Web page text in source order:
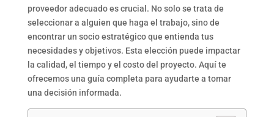
proveedor adecuado es crucial. No solo se trata de
seleccionar a alguien que haga el trabajo, sino de
encontrar un socio estratégico que entienda tus
necesidades y objetivos. Esta elección puede impactar
la calidad, el tiempo y el costo del proyecto. Aquí te
ofrecemos una guía completa para ayudarte a tomar
una decisión informada.